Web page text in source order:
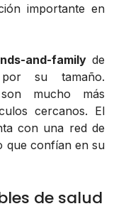
importante en
and-family de
su tamaño.
mucho más
cercanos. El
con una red de
que confían en su
de salud